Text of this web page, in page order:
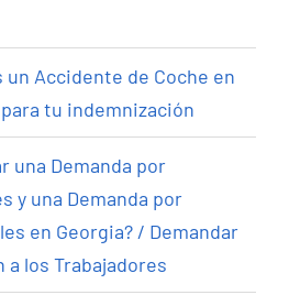
un Accidente de Coche en
tu indemnización
una Demanda por
y una Demanda por
en Georgia? / Demandar
a los Trabajadores